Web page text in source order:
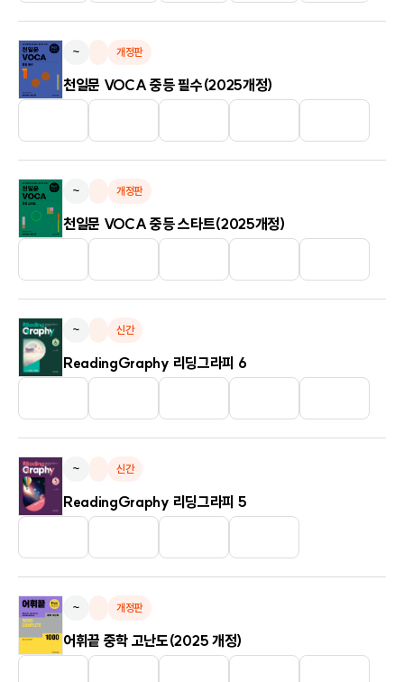
~ 개정판
천일문 VOCA 중등 필수(2025개정)
~ 개정판
천일문 VOCA 중등 스타트(2025개정)
~ 신간
ReadingGraphy 리딩그라피 6
~ 신간
ReadingGraphy 리딩그라피 5
~ 개정판
어휘끝 중학 고난도(2025 개정)